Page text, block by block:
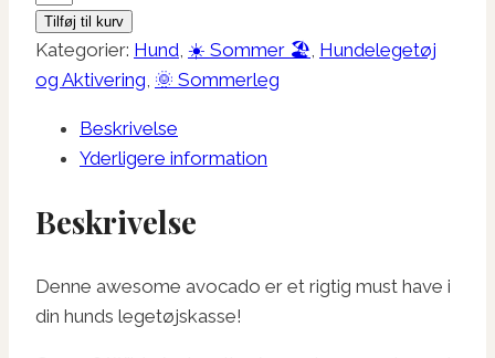
&
Wilds
Audrey
Avocado
antal
Tilføj til kurv
Kategorier: Hund, ☀️ Sommer 🏖️, Hundelegetøj
og Aktivering, 🌞 Sommerleg
Beskrivelse
Yderligere information
Beskrivelse
Denne awesome avocado er et rigtig must have i
din hunds legetøjskasse!